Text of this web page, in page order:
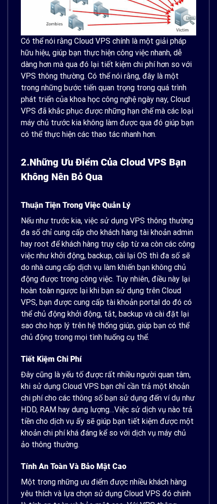
Có thể nói rằng Cloud VPS chính là một giải pháp
hữu hiệu, giúp bạn thực hiện công việc nhanh, dễ
dàng hơn mà qua đó lại tiết kiệm chi phí hơn so với
VPS thông thường. Có thể nói rằng, đây là một
trong những bước tiến quan trọng trong quá trình
phát triển của khoa học công nghệ ngày nay, Cloud
VPS đã khắc phục được những hạn chế mà các loại
máy chủ trước kia không làm được qua đó giúp bạn
có thể thực hiện các thao tác nhanh hơn.
2.Những Ưu Điểm Của Cloud VPS Bạn
Không Nên Bỏ Qua
Thuận Tiện Trong Việc Quản Lý
Nếu như trước kia, việc sử dụng VPS thông thường
đa số chỉ cung cấp cho khách hàng tài khoản admin
hay root để khách hàng truy cập từ xa còn các công
việc như khởi động, backup, cài lại OS thì đa số sẽ
do nhà cung cấp dịch vụ làm khiến bạn không chủ
động được trong công việc. Tuy nhiên, điều này lại
hoàn toàn ngược lại khi bạn sử dụng trên Cloud
VPS, bạn được cung cấp tài khoản portal do đó có
thể chủ động khởi động, tắt, backup và cài đặt lại
sao cho hợp lý trên hệ thống giúp, giúp bạn có thể
chủ động trong mọi tình huống cụ thể.
Tiết Kiệm Chi Phí
Đây cũng là yếu tố được rất nhiều người quan tâm,
khi sử dụng Cloud VPS bạn chỉ cần trả một khoản
chi phí cho các thông số bạn sử dụng đến ví dụ như
HDD, RAM hay dung lượng…Việc sử dịch vụ nào trả
tiền cho dịch vụ ấy sẽ giúp bạn tiết kiệm được một
khoản chi phí khá đáng kể so với dịch vụ máy chủ
ảo thông thường.
Tính An Toàn Và Bảo Mật Cao
Một trong những ưu điểm được nhiều khách hàng
yêu thích và lựa chọn sử dụng Cloud VPS đó chính